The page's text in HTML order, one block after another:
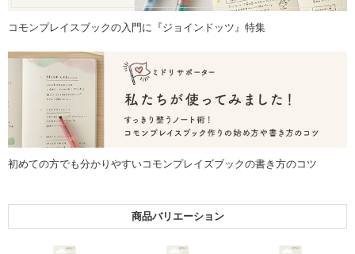
コモンプレイスブックの入門に『ジョインドッツ』特集
初めての方でも分かりやすいコモンプレイズブックの書き方のコツ
商品バリエーション